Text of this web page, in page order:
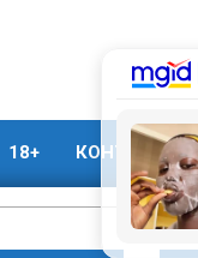
18+ КОНТАКТ